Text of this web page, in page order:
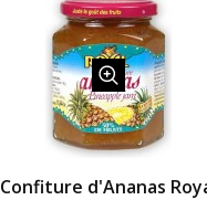
Confiture d'Ananas